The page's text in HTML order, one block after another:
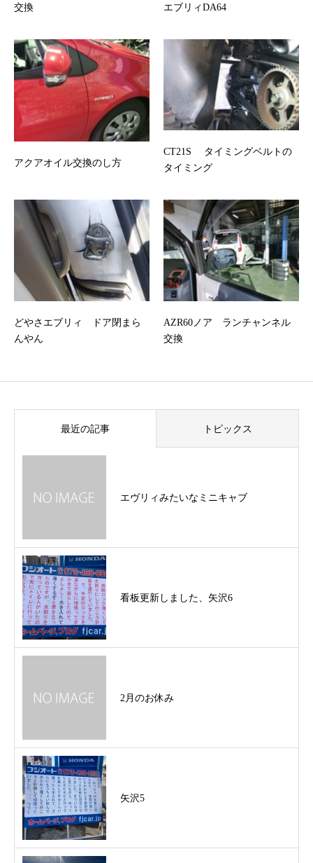
交換 エブリィDA64
アクアオイル交換のし方
CT21S タイミングベルトの
タイミング
どやさエブリィ ドア閉まら
んやん
AZR60ノア ランチャンネル
交換
最近の記事 トピックス
エヴリィみたいなミニキャブ
看板更新しました、矢沢6
2月のお休み
矢沢5